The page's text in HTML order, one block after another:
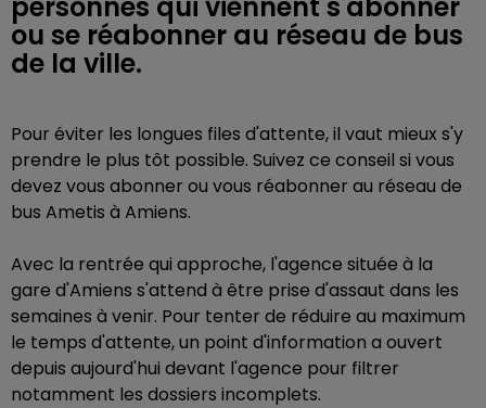
ou se réabonner au réseau de bus
de la ville.
Pour éviter les longues files d'attente, il vaut mieux s'y
prendre le plus tôt possible. Suivez ce conseil si vous
devez vous abonner ou vous réabonner au réseau de
bus Ametis à Amiens.
Avec la rentrée qui approche, l'agence située à la
gare d'Amiens s'attend à être prise d'assaut dans les
semaines à venir. Pour tenter de réduire au maximum
le temps d'attente, un point d'information a ouvert
depuis aujourd'hui devant l'agence pour filtrer
notamment les dossiers incomplets.